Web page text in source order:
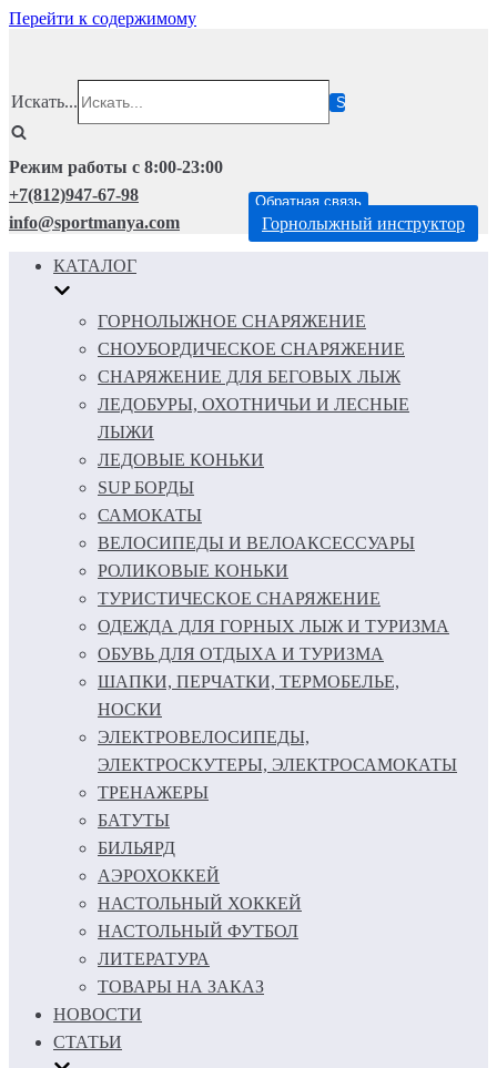
Перейти к содержимому
Искать...
Режим работы с 8:00-23:00
+7(812)947-67-98
info@sportmanya.com
Обратная связь
Горнолыжный инструктор
КАТАЛОГ
ГОРНОЛЫЖНОЕ СНАРЯЖЕНИЕ
СНОУБОРДИЧЕСКОЕ СНАРЯЖЕНИЕ
СНАРЯЖЕНИЕ ДЛЯ БЕГОВЫХ ЛЫЖ
ЛЕДОБУРЫ, ОХОТНИЧЬИ И ЛЕСНЫЕ
ЛЫЖИ
ЛЕДОВЫЕ КОНЬКИ
SUP БОРДЫ
САМОКАТЫ
ВЕЛОСИПЕДЫ И ВЕЛОАКСЕССУАРЫ
РОЛИКОВЫЕ КОНЬКИ
ТУРИСТИЧЕСКОЕ СНАРЯЖЕНИЕ
ОДЕЖДА ДЛЯ ГОРНЫХ ЛЫЖ И ТУРИЗМА
ОБУВЬ ДЛЯ ОТДЫХА И ТУРИЗМА
ШАПКИ, ПЕРЧАТКИ, ТЕРМОБЕЛЬЕ,
НОСКИ
ЭЛЕКТРОВЕЛОСИПЕДЫ,
ЭЛЕКТРОСКУТЕРЫ, ЭЛЕКТРОСАМОКАТЫ
ТРЕНАЖЕРЫ
БАТУТЫ
БИЛЬЯРД
АЭРОХОККЕЙ
НАСТОЛЬНЫЙ ХОККЕЙ
НАСТОЛЬНЫЙ ФУТБОЛ
ЛИТЕРАТУРА
ТОВАРЫ НА ЗАКАЗ
НОВОСТИ
СТАТЬИ